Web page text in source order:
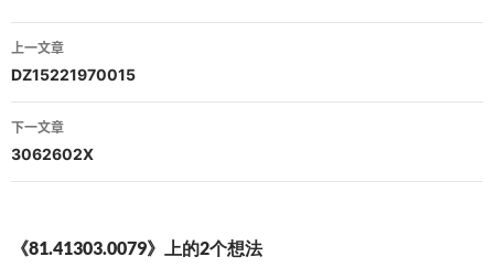
文
章
导
航
上一文章
DZ15221970015
下一文章
3062602X
《81.41303.0079》上的2个想法